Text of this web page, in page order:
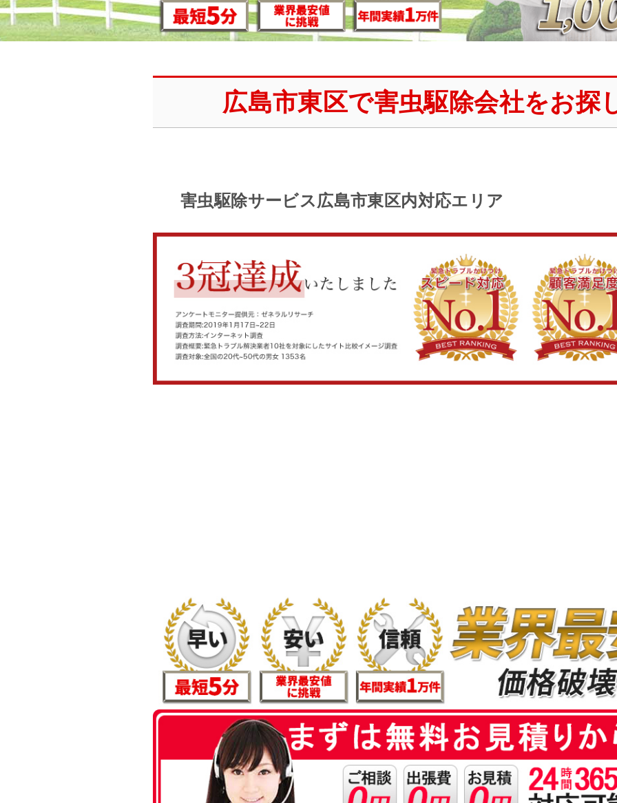
広島市東区で害虫駆除会社をお探
害虫駆除サービス広島市東区内対応エリア